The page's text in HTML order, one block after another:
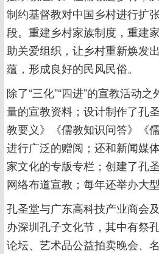
制约基督教对中国乡村进行扩
段。重建乡村家族制度，重建
助关爱组织，让乡村重新焕发
蕴，形成良好的民风民俗。
除了“三化”“四进”的宣教活动
量的宣教资料；设计制作了孔
教要义》《儒教知识问答》《
进行广泛的赠阅；还和新闻媒
家文化的专版专栏；创建了孔
网络布道宣教；每年还举办大
孔圣堂与广东高科技产业商会
办深圳孔子文化节，其中有祭
论坛、艺术品公益拍卖晚会、